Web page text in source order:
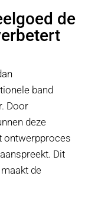
de
band
Door
deze
ontwerpproces
Dit
de